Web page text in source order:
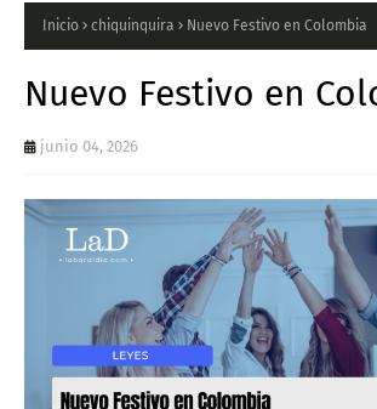
Inicio chiquinquira Nuevo Festivo en Colombia
Nuevo Festivo en
junio 04, 2026